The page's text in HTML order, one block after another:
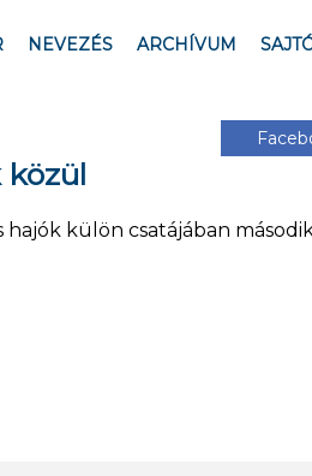
NEVEZÉS ARCHÍVUM
közül
külön csatájában